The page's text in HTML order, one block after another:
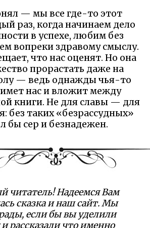
— мы все где-то этот
раз, когда начинаем дело
в успехе, любим без
вопреки здравому смыслу.
что нас оценят. Но она
прорастать даже на
— ведь однажды чья-то
нас и вложит между
книги. Не для славы — для
без таких «безрассудных»
бы сер и безнадежен.
читатель! Надеемся Вам
сказка и наш сайт. Мы
если бы вы уделили
рассказали что именно